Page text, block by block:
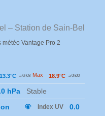
– Station de Sain-Bel